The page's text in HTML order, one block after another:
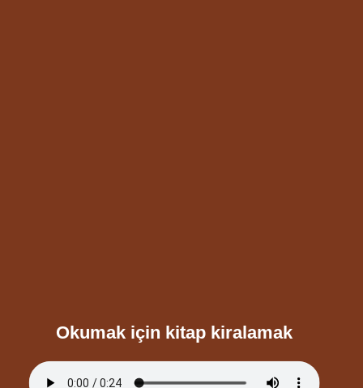
Okumak için kitap kiralamak